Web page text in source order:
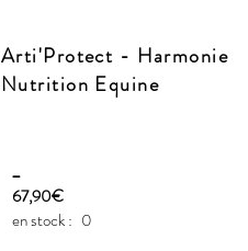
Arti'Protect - Harmonie
Nutrition Equine
_
67,90€
en stock : 0